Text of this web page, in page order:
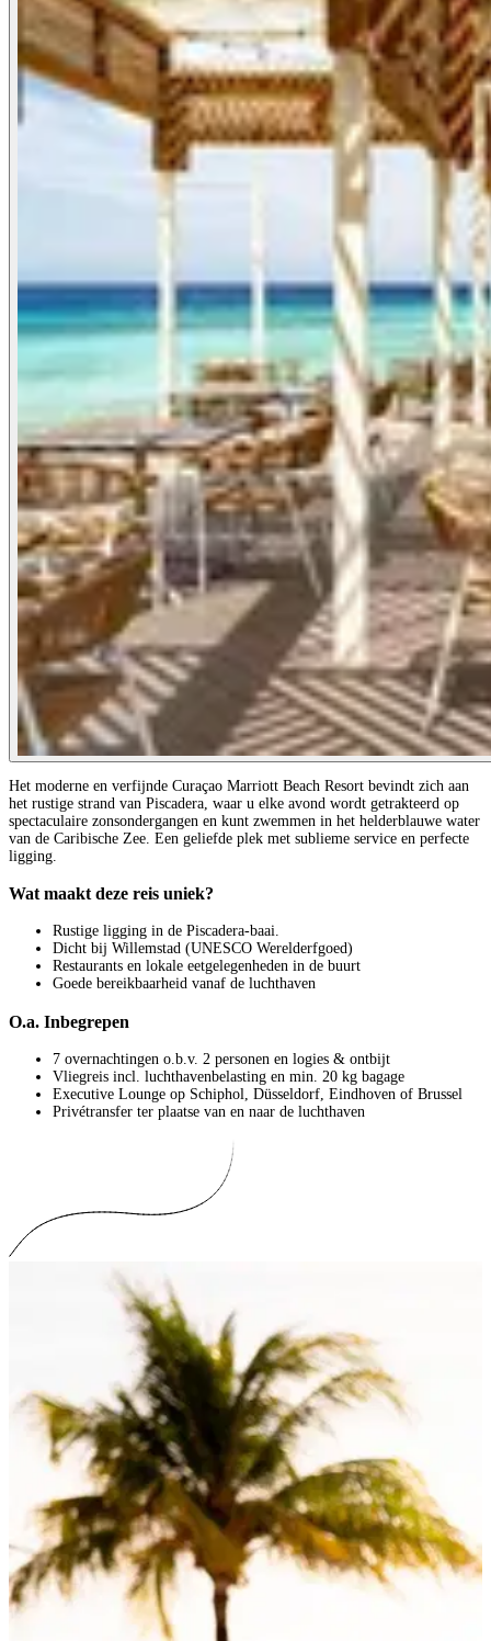
Het moderne en verfijnde Curaçao Marriott Beach Resort bevindt zich aan
het rustige strand van Piscadera, waar u elke avond wordt getrakteerd op
spectaculaire zonsondergangen en kunt zwemmen in het helderblauwe water
van de Caribische Zee. Een geliefde plek met sublieme service en perfecte
ligging.
Wat maakt deze reis uniek?
Rustige ligging in de Piscadera-baai.
Dicht bij Willemstad (UNESCO Werelderfgoed)
Restaurants en lokale eetgelegenheden in de buurt
Goede bereikbaarheid vanaf de luchthaven
O.a. Inbegrepen
7 overnachtingen o.b.v. 2 personen en logies & ontbijt
Vliegreis incl. luchthavenbelasting en min. 20 kg bagage
Executive Lounge op Schiphol, Düsseldorf, Eindhoven of Brussel
Privétransfer ter plaatse van en naar de luchthaven